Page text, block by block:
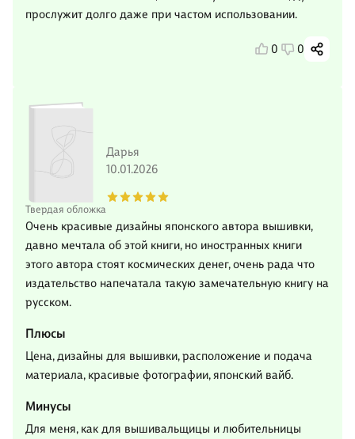
прослужит долго даже при частом использовании.
0 0
Твердая обложка
Дарья
10.01.2026
Очень красивые дизайны японского автора вышивки,
давно мечтала об этой книги, но иностранных книги
этого автора стоят космических денег, очень рада что
издательство напечатала такую замечательную книгу на
русском.
Плюсы
Цена, дизайны для вышивки, расположение и подача
материала, красивые фотографии, японский вайб.
Минусы
Для меня, как для вышивальщицы и любительницы